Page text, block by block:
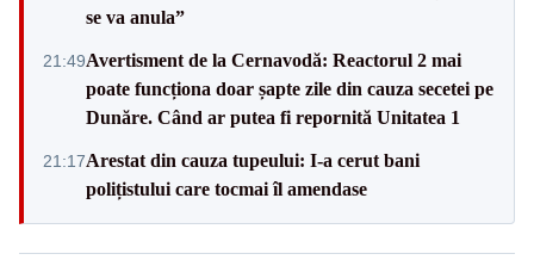
se va anula”
21:49Avertisment de la Cernavodă: Reactorul 2 mai
poate funcționa doar șapte zile din cauza secetei pe
Dunăre. Când ar putea fi repornită Unitatea 1
21:17Arestat din cauza tupeului: I-a cerut bani
polițistului care tocmai îl amendase